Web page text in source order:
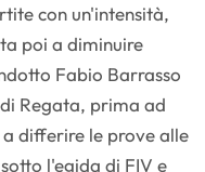
con un'intensità,
poi a diminuire
Fabio Barrasso
Regata, prima ad
differire le prove alle
l'egida di FIV e